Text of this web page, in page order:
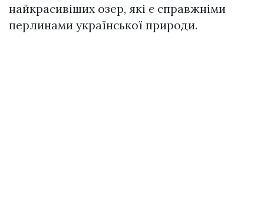
найкрасивіших озер, які є справжніми
перлинами української природи.